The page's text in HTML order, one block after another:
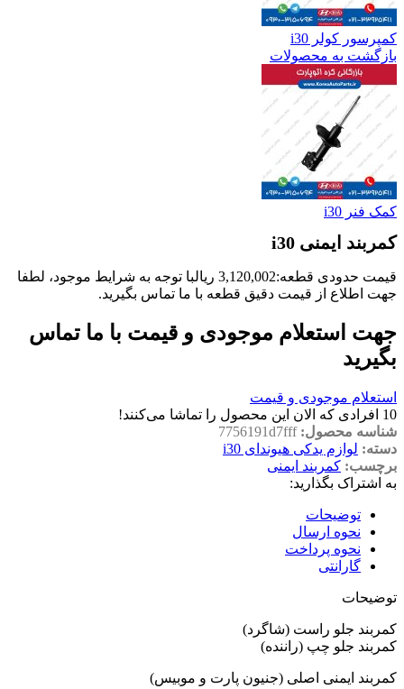
کمپرسور کولر i30
بازگشت به محصولات
کمک فنر i30
کمربند ایمنی i30
قیمت حدودی قطعه:3,120,002 ریالبا توجه به شرایط موجود، لطفا
جهت اطلاع از قیمت دقیق قطعه با ما تماس بگیرید.
جهت استعلام موجودی و قیمت با ما تماس
بگیرید
استعلام موجودی و قیمت
10 افرادی که الان این محصول را تماشا می‌کنند!
شناسه محصول:7756191d7fff
دسته: لوازم یدکی هیوندای i30
برچسب: کمربند ایمنی
به اشتراک بگذارید:
توضیحات
نحوه ارسال
نحوه پرداخت
گارانتی
توضیحات
کمربند جلو راست (شاگرد)
کمربند جلو چپ (راننده)
کمربند ایمنی اصلی (جنیون پارت و موبیس)